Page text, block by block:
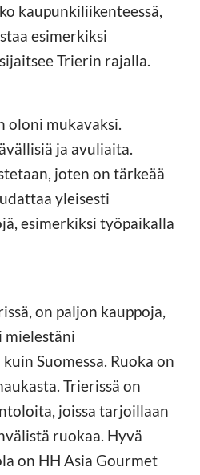
kaupunkiliikenteessä,
esimerkiksi
Trierin rajalla.
oloni mukavaksi.
ja avuliaita.
joten on tärkeää
yleisesti
esimerkiksi työpaikalla
on paljon kauppoja,
mielestäni
Suomessa. Ruoka on
Trierissä on
joissa tarjoillaan
ruokaa. Hyvä
on HH Asia Gourmet